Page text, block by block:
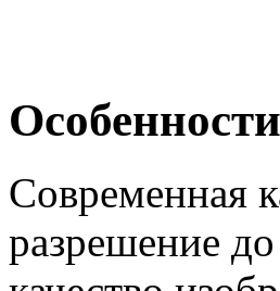
Современная
разрешение